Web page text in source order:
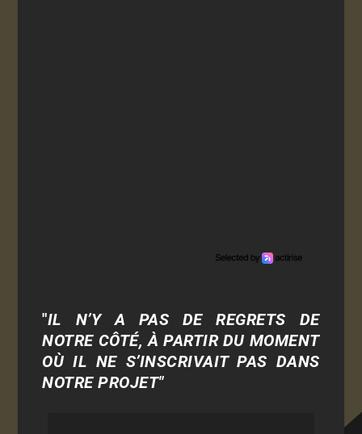
"IL N’Y A PAS DE REGRETS DE
NOTRE CÔTÉ, À PARTIR DU MOMENT
OÙ IL NE S’INSCRIVAIT PAS DANS
NOTRE PROJET"